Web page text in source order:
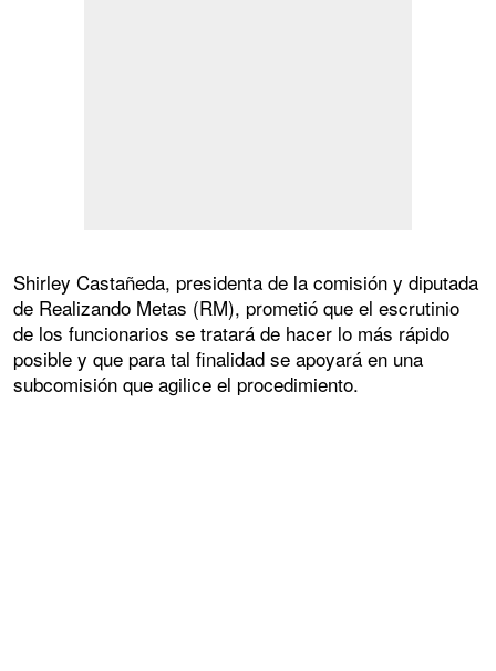
Shirley Castañeda, presidenta de la comisión y diputada
de Realizando Metas (RM), prometió que el escrutinio
de los funcionarios se tratará de hacer lo más rápido
posible y que para tal finalidad se apoyará en una
subcomisión que agilice el procedimiento.